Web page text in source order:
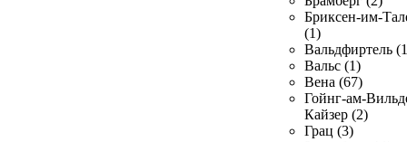
Бриксен-им-
(1)
Вальдфиртель
Вальс (1)
Вена (67)
Гойнг-ам-
Кайзер (2)
Грац (3)